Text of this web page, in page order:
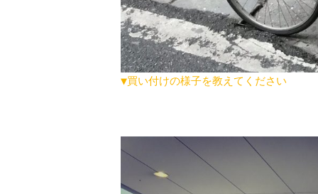
▼買い付けの様子を教えてください